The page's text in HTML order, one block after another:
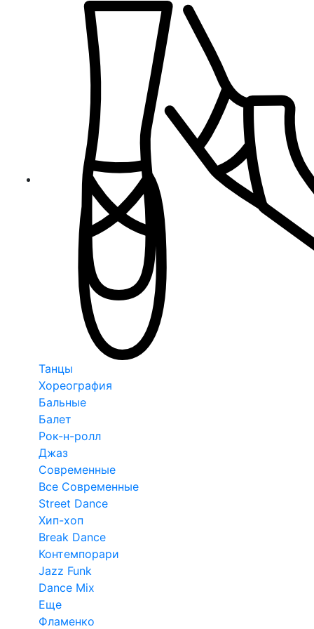
Танцы
Хореография
Бальные
Балет
Рок-н-ролл
Джаз
Современные
Все Современные
Street Dance
Хип-хоп
Break Dance
Контемпорари
Jazz Funk
Dance Mix
Еще
Фламенко